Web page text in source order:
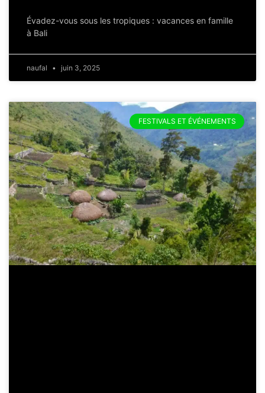
Évadez-vous sous les tropiques : vacances en famille
à Bali
naufal juin 3, 2025
FESTIVALS ET ÉVÉNEMENTS